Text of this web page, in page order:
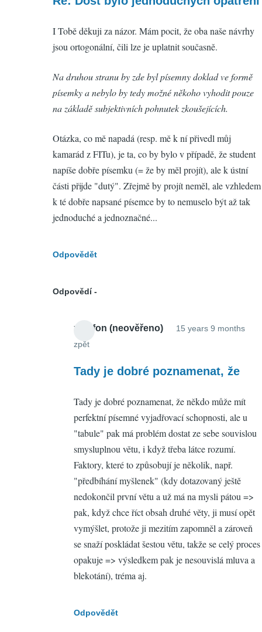
Dost
bylo
opatření
by
Václav
(neověřeno)
I Tobě děkuji za názor. Mám pocit, že oba naše návrhy
jsou ortogonální, čili lze je uplatnit současně.
Na druhou stranu by zde byl písemny doklad ve formě
písemky a nebylo by tedy možné někoho vyhodit pouze
na základě subjektivních pohnutek zkoušejících.
Otázka, co mě napadá (resp. mě k ní přivedl můj
kamarád z FITu), je ta, co by bylo v případě, že student
napíše dobře písemku (= že by měl projít), ale k ústní
části přijde "dutý". Zřejmě by projít neměl, ale vzhledem
k té dobře napsané písemce by to nemuselo být až tak
jednoduché a jednoznačné...
Odpovědět
Odpovědí
xylofon (neověřeno)
15 years 9 months
zpět
reply
Re:
Dost
bylo
jednoduchých
opatření
by
Petr
Zemek
Tady je dobré poznamenat, že
Tady je dobré poznamenat, že někdo může mít
perfektní písemné vyjadřovací schopnosti, ale u
"tabule" pak má problém dostat ze sebe souvislou
smysluplnou větu, i když třeba látce rozumí.
Faktory, které to způsobují je několik, např.
"předbíhání myšlenek" (kdy dotazovaný ještě
nedokončil první větu a už má na mysli pátou =>
pak, když chce říct obsah druhé věty, ji musí opět
vymýšlet, protože ji mezitím zapomněl a zároveň
se snaží poskládat šestou větu, takže se celý proces
opakuje => výsledkem pak je nesouvislá mluva a
blekotání), tréma aj.
Odpovědět